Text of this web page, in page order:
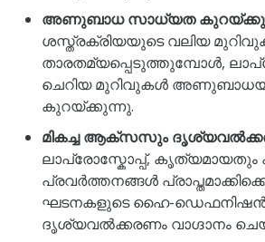
അണുബാധ സാധ്യത
ശസ്ത്രക്രിയയുടെ വലിയ
താരതമ്യപ്പെടുത്തുമ്പോൾ,
ചെറിയ മുറിവുകൾ
കുറയ്ക്കുന്നു.
മികച്ച ആക്സസും
ലാപ്രോസ്കോപ്പ്,
പ്രവർത്തനങ്ങൾ
ഘടനകളുടെ ഹൈ-
ദൃശ്യവൽക്കരണം വാഗ്ദാനം